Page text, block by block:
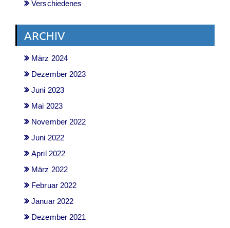
Verschiedenes
ARCHIV
März 2024
Dezember 2023
Juni 2023
Mai 2023
November 2022
Juni 2022
April 2022
März 2022
Februar 2022
Januar 2022
Dezember 2021